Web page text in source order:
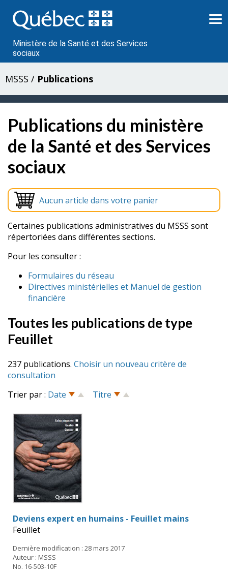
au
contenu
Ministère de la Santé et des Services
sociaux
MSSS / Publications
Publications du ministère
de la Santé et des Services
sociaux
Aucun article dans votre panier
Certaines publications administratives du MSSS sont
répertoriées dans différentes sections.
Pour les consulter :
Formulaires du réseau
Directives ministérielles et Manuel de gestion
financière
Toutes les publications de type
Feuillet
237 publications. Choisir un nouveau critère de
consultation
Trier par : Date Titre
Deviens expert en humains - Feuillet mains
Feuillet
Dernière modification : 28 mars 2017
Auteur : MSSS
No. 16-503-10F